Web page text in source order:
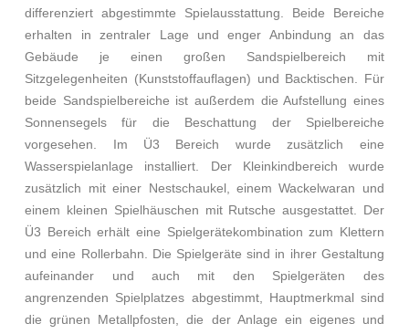
differenziert abgestimmte Spielausstattung. Beide Bereiche
erhalten in zentraler Lage und enger Anbindung an das
Gebäude je einen großen Sandspielbereich mit
Sitzgelegenheiten (Kunststoffauflagen) und Backtischen. Für
beide Sandspielbereiche ist außerdem die Aufstellung eines
Sonnensegels für die Beschattung der Spielbereiche
vorgesehen. Im Ü3 Bereich wurde zusätzlich eine
Wasserspielanlage installiert. Der Kleinkindbereich wurde
zusätzlich mit einer Nestschaukel, einem Wackelwaran und
einem kleinen Spielhäuschen mit Rutsche ausgestattet. Der
Ü3 Bereich erhält eine Spielgerätekombination zum Klettern
und eine Rollerbahn. Die Spielgeräte sind in ihrer Gestaltung
aufeinander und auch mit den Spielgeräten des
angrenzenden Spielplatzes abgestimmt, Hauptmerkmal sind
die grünen Metallpfosten, die der Anlage ein eigenes und